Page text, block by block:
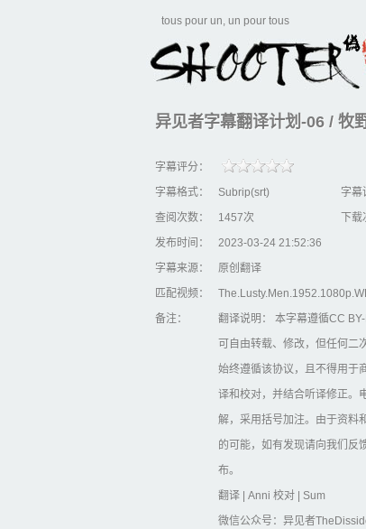
tous pour un, un pour tous
异见者字幕翻译计划-06 / 牧
字幕评分：
字幕格式：
Subrip(srt) 字幕
查阅次数：
1457次 下载
发布时间：
2023-03-24 21:52:36
字幕来源：
原创翻译
匹配视频：
备注：
翻译说明： 本字幕遵循CC
可自由转载、修改，但任何二
始终遵循该协议，且不得用于
译和校对，并结合听译修正。
解，采用括号加注。由于资料
的可能，如有发现请向我们反
布。
翻译 | Anni 校对 | Sum
微信公众号：异见者